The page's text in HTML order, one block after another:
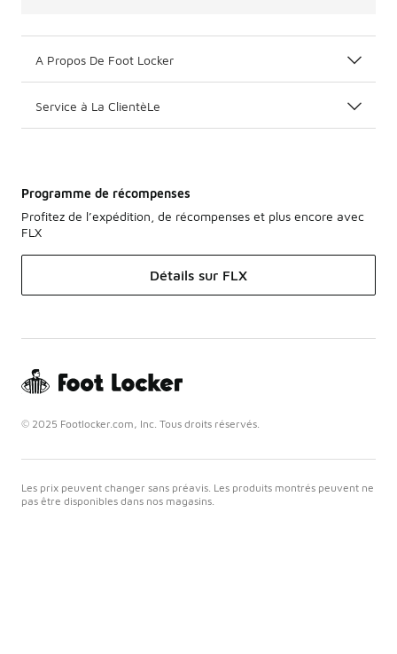
A Propos De Foot Locker
Service à La ClientèLe
Programme de récompenses
Profitez de l’expédition, de récompenses et plus encore avec
FLX
Détails sur FLX
© 2025 Footlocker.com, Inc. Tous droits réservés.
Les prix peuvent changer sans préavis. Les produits montrés peuvent ne
pas être disponibles dans nos magasins.